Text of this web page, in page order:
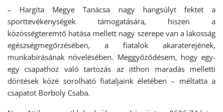
– Hargita Megye Tanácsa nagy hangsúlyt fektet a
sporttevékenységek támogatására, hiszen a
közösségteremtő hatása mellett nagy szerepe van a lakosság
egészségmegőrzésében, a fiatalok akaraterejének,
munkabírásának növelésében. Meggyőződésem, hogy egy-
egy csapathoz való tartozás az itthon maradás melletti
döntések közé sorolható fiataljaink életében – méltatta a
csapatot Borboly Csaba.